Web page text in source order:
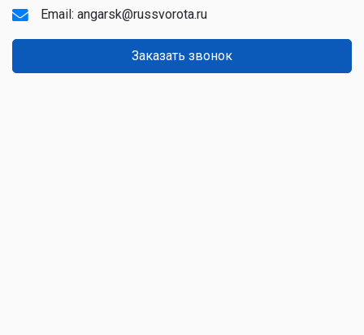
Email: angarsk@russvorota.ru
Заказать звонок